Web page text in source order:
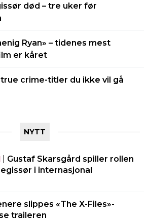
død – tre uker før
Ryan» – tidenes mest
er kåret
crime-titler du ikke vil gå
NYTT
Gustaf Skarsgård spiller rollen
i internasjonal
slippes «The X-Files»-
traileren